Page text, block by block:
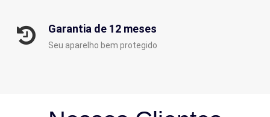
Garantia de 12 meses
Seu aparelho bem protegido